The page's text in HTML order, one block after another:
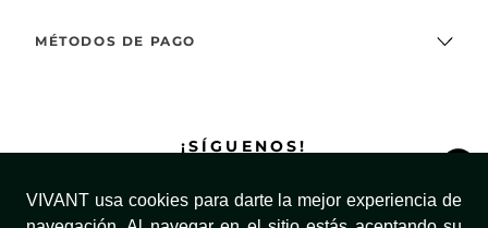
VIVANT usa cookies para darte la mejor experiencia de
MÉTODOS DE PAGO
¡SÍGUENOS!